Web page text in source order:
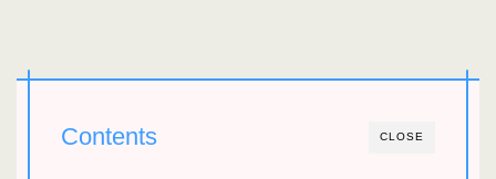
CLOSE
Contents